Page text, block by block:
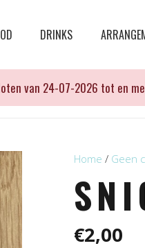
DRINKS
van 24-07-2026 tot en
Home / Geen
€2,00